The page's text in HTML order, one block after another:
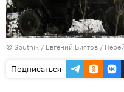
© Sputnik / Евгений Биятов /
Подписаться